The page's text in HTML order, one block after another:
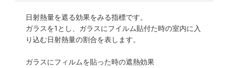
日射熱量を遮る効果をみる指標です。
ガラスを1とし、ガラスにフイルム貼付た時の室内に入
り込む日射熱量の割合を表します。
ガラスにフィルムを貼った時の遮熱効果